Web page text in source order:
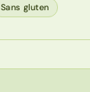
Sans gluten